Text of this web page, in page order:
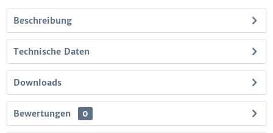
Beschreibung
Technische Daten
Downloads
Bewertungen 0